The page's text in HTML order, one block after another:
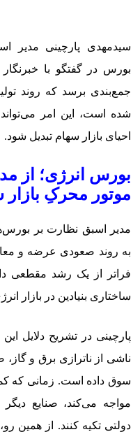
سیدمهدی پارچینی مدیر
بورس در گفتگو با
جمع‌بندی برسد که روند
شده است، این امر
احیای بازار سهام تبدیل شود.
بورس انرژی؛ از
موتور محرکِ بازار
مدیر اسبق نظارت بر
به روند صعودی عرضه و
فراتر از یک رشد مقطعی
ساختاری بنیادین در بازار
پارچینی در تشریح دلایل
ناشی از ناترازی برق و
سوق داده است. زمانی که
مواجه می‌کند، صنایع دیگر
دولتی تکیه کنند. از همین